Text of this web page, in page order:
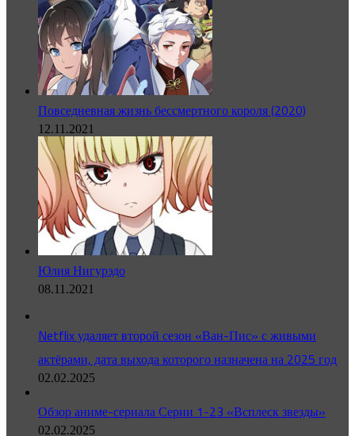
Повседневная жизнь бессмертного короля (2020)
12.11.2021
Юлия Нигурэдо
08.11.2021
Netflix удаляет второй сезон «Ван-Пис» с живыми
актёрами, дата выхода которого назначена на 2025 год
02.02.2025
Обзор аниме-сериала Серии 1-23 «Всплеск звезды»
02.02.2025